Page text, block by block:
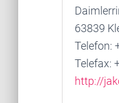
63839
Telefon:
Telefax:
http://